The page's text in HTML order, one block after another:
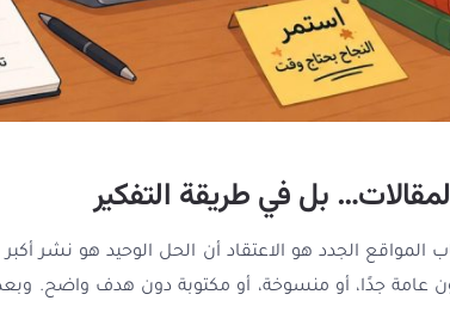
بل في طريقة التفكير
المواقع الجدد هو الاعتقاد أن الحل الوحيد هو
عامة جدًا، أو منسوخة، أو مكتوبة دون هدف واضح.